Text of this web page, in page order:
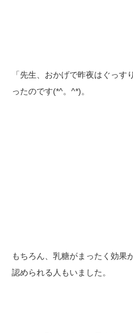
「先生、おかげで昨夜はぐっ
ったのです(*^。^*)。
もちろん、乳糖がまったく効果
認められる人もいました。